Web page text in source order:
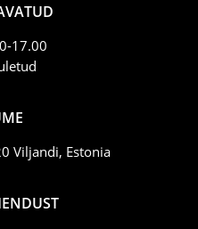
17.00
Viljandi, Estonia